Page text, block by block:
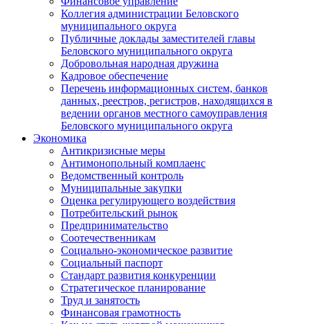
Коллегия администрации Беловского
муниципального округа
Публичные доклады заместителей главы
Беловского муниципального округа
Добровольная народная дружина
Кадровое обеспечение
Перечень информационных систем, банков
данных, реестров, регистров, находящихся в
ведении органов местного самоуправления
Беловского муниципального округа
Экономика
Антикризисные меры
Антимонопольный комплаенс
Ведомственный контроль
Муниципальные закупки
Оценка регулирующего воздействия
Потребительский рынок
Предпринимательство
Соотечественникам
Социально-экономическое развитие
Социальный паспорт
Стандарт развития конкуренции
Стратегическое планирование
Труд и занятость
Финансовая грамотность